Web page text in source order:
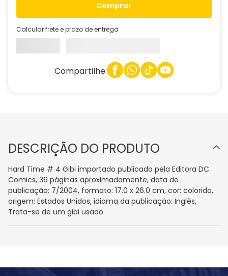
comprar
Calcular frete e prazo de entrega
Compartilhe:
DESCRIÇÃO DO PRODUTO
Hard Time # 4 Gibi importado publicado pela Editora DC
Comics, 36 páginas aproximadamente, data de
publicação: 7/2004, formato: 17.0 x 26.0 cm, cor: colorido,
origem: Estados Unidos, idioma da publicação: Inglês,
Trata-se de um gibi usado